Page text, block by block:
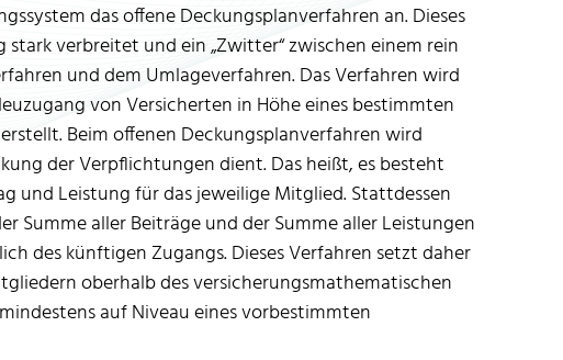
das offene Deckungsplanverfahren an. Dieses
verbreitet und ein „Zwitter“ zwischen einem rein
und dem Umlageverfahren. Das Verfahren wird
von Versicherten in Höhe eines bestimmten
Beim offenen Deckungsplanverfahren wird
der Verpflichtungen dient. Das heißt, es besteht
und Leistung für das jeweilige Mitglied. Stattdessen
Summe aller Beiträge und der Summe aller Leistungen
des künftigen Zugangs. Dieses Verfahren setzt daher
oberhalb des versicherungsmathematischen
auf Niveau eines vorbestimmten